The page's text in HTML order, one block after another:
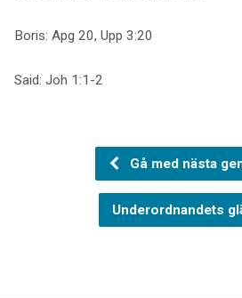
Boris: Apg 20, Upp 3:20
Said: Joh 1:1-2
Gå med nästa
Underordnandets